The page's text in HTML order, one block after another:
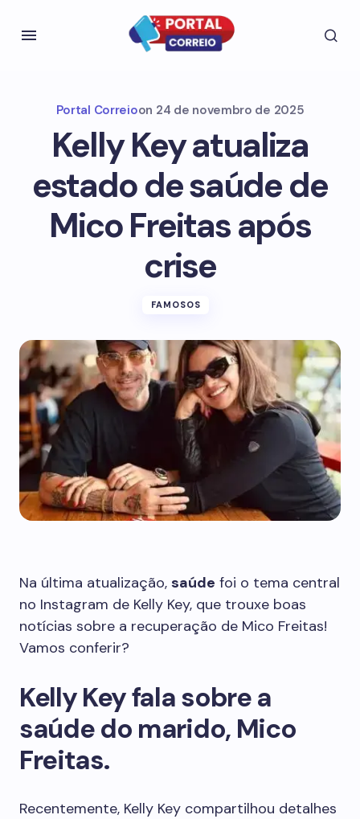
Portal Correioon 24 de novembro de 2025
Kelly Key atualiza
estado de saúde de
Mico Freitas após
crise
FAMOSOS
Na última atualização, saúde foi o tema central
no Instagram de Kelly Key, que trouxe boas
notícias sobre a recuperação de Mico Freitas!
Vamos conferir?
Kelly Key fala sobre a
saúde do marido, Mico
Freitas.
Recentemente, Kelly Key compartilhou detalhes